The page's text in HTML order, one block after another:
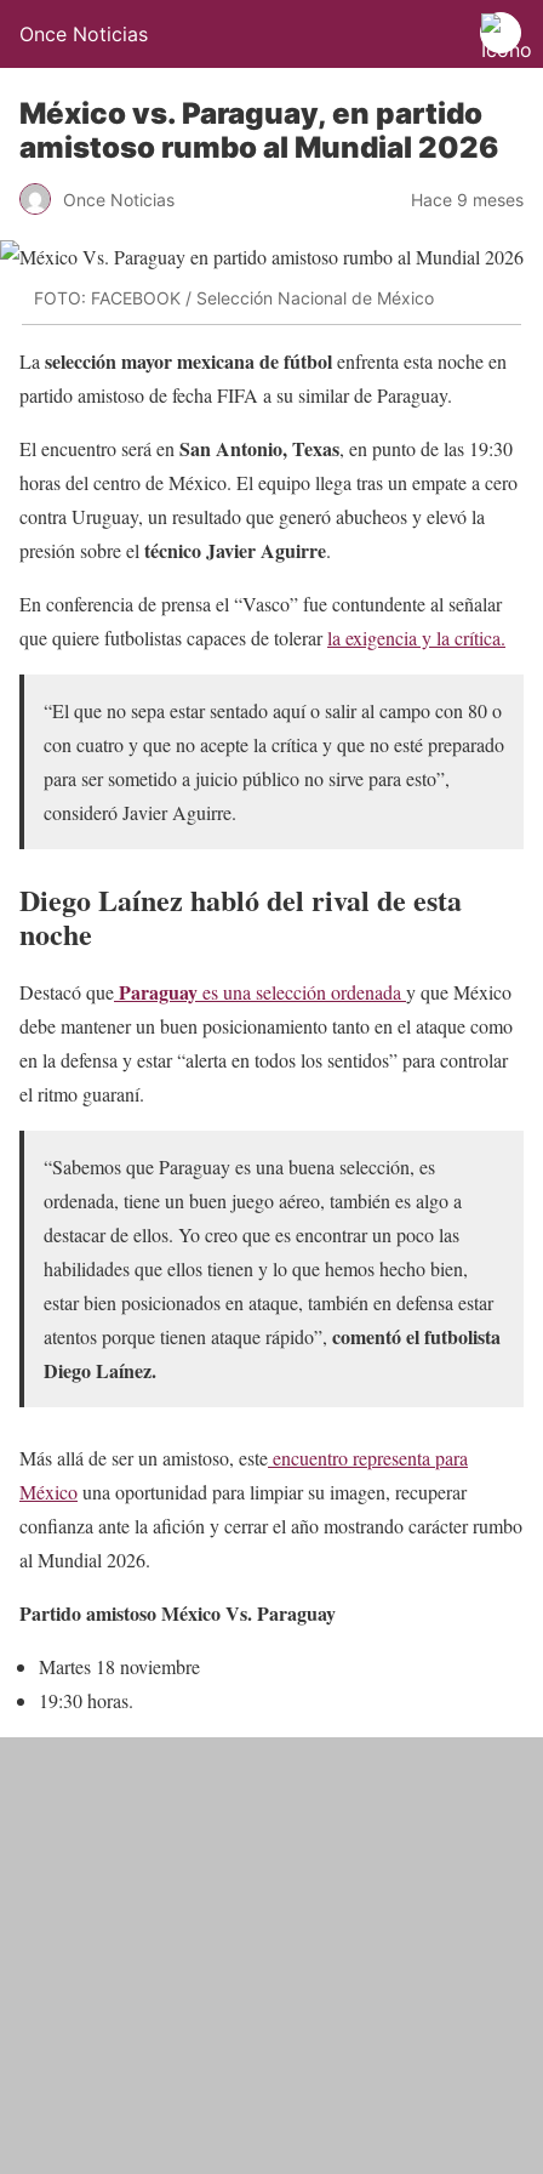
Once Noticias
México vs. Paraguay, en partido
amistoso rumbo al Mundial 2026
Once Noticias Hace 9 meses
FOTO: FACEBOOK / Selección Nacional de México
La selección mayor mexicanade fútbolenfrenta esta noche en
partido amistoso de fecha FIFA a su similar de Paraguay.
El encuentro será en San Antonio, Texas, en punto de las 19:30
horas del centro de México. El equipo llega tras un empate a cero
contra Uruguay, un resultado que generó abucheos y elevó la
presión sobre el técnico Javier Aguirre.
En conferencia de prensa el “Vasco” fue contundente al señalar
que quiere futbolistas capaces de tolerarla exigencia y la crítica.
“El que no sepa estar sentado aquí o salir al campo con 80 o
con cuatro y que no acepte la crítica y que no esté preparado
para ser sometido a juicio público no sirve para esto”,
consideró Javier Aguirre.
Diego Laínez habló del rival de esta
noche
Destacó queParaguayes una selección ordenada y que México
debe mantener un buen posicionamiento tanto en el ataque como
en la defensa y estar “alerta en todos los sentidos” para controlar
el ritmo guaraní.
“Sabemos que Paraguay es una buena selección, es
ordenada, tiene un buen juego aéreo, también es algo a
destacar de ellos. Yo creo que es encontrar un poco las
habilidades que ellos tienen y lo que hemos hecho bien,
estar bien posicionados en ataque, también en defensa estar
atentos porque tienen ataque rápido”, comentó el futbolista
Diego Laínez.
Más allá de ser un amistoso, esteencuentro representa para
Méxicouna oportunidad para limpiar su imagen, recuperar
confianza ante la afición y cerrar el año mostrando carácter rumbo
al Mundial 2026.
Partido amistoso México Vs. Paraguay
Martes 18 noviembre
19:30 horas.